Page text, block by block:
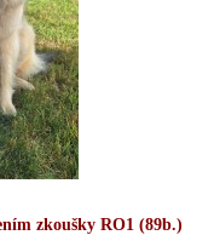
zkoušky RO1 (89b.)